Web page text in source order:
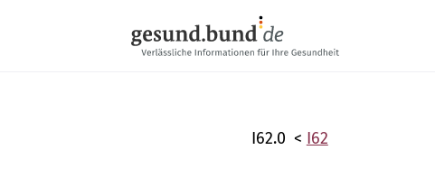
I62
I62.0